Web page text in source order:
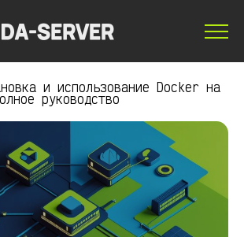
и использование Docker на
руководство